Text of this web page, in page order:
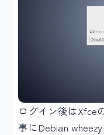
ログイン後はXfce
事にDebian